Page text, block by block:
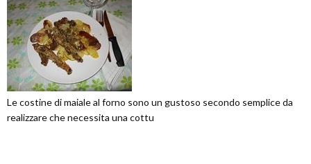
Le costine di maiale al forno sono un gustoso secondo semplice da
realizzare che necessita una cottu